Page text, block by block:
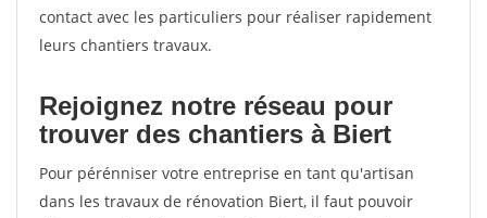
contact avec les particuliers pour réaliser rapidement
leurs chantiers travaux.
Rejoignez notre réseau pour
trouver des chantiers à Biert
Pour pérénniser votre entreprise en tant qu'artisan
dans les travaux de rénovation Biert, il faut pouvoir